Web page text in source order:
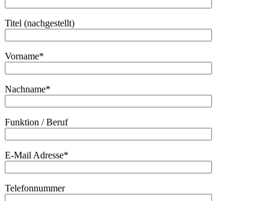
Titel (nachgestellt)
Vorname*
Nachname*
Funktion / Beruf
E-Mail Adresse*
Telefonnummer